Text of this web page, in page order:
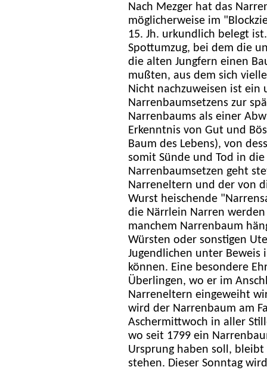
Nach Mezger hat das
möglicherweise im
15. Jh. urkundlich belegt
Spottumzug, bei dem die
die alten Jungfern einen
mußten, aus dem sich
Nicht nachzuweisen ist ein
Narrenbaumsetzens zur
Narrenbaums als einer
Erkenntnis von Gut und
Baum des Lebens), von
somit Sünde und Tod in
Narrenbaumsetzen geht
Narreneltern und der von
Wurst heischende
die Närrlein Narren
manchem Narrenbaum
Würsten oder sonstigen
Jugendlichen unter
können. Eine besondere
Überlingen, wo er im
Narreneltern eingeweiht
wird der Narrenbaum am
Aschermittwoch in aller
wo seit 1799 ein
Ursprung haben soll, bleibt
stehen. Dieser Sonntag